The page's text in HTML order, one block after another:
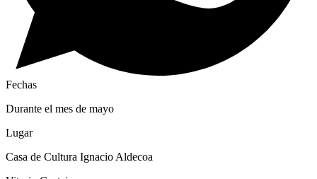
Fechas
Durante el mes de mayo
Lugar
Casa de Cultura Ignacio Aldecoa